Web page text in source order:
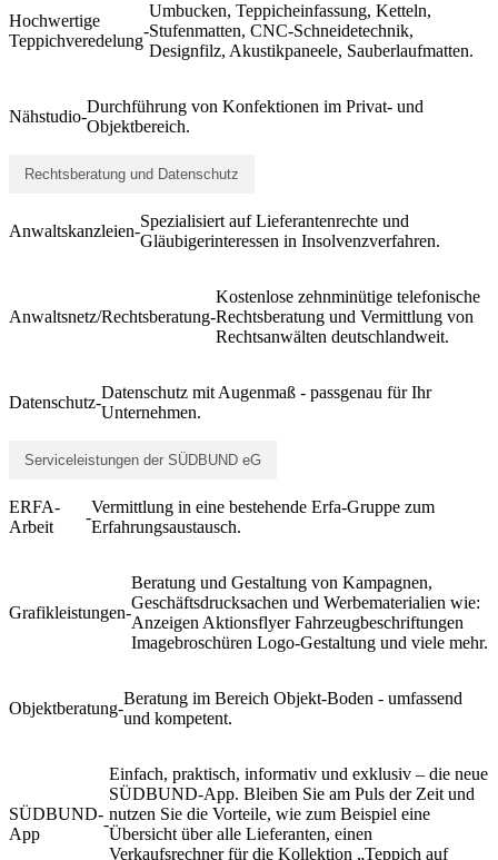
Hochwertige
Teppichveredelung
-
Umbucken, Teppicheinfassung, Ketteln,
Stufenmatten, CNC-Schneidetechnik,
Designfilz, Akustikpaneele, Sauberlaufmatten.
Nähstudio-
Durchführung von Konfektionen im Privat- und
Objektbereich.
Rechtsberatung und Datenschutz
Anwaltskanzleien-
Spezialisiert auf Lieferantenrechte und
Gläubigerinteressen in Insolvenzverfahren.
Anwaltsnetz/Rechtsberatung-
Kostenlose zehnminütige telefonische
Rechtsberatung und Vermittlung von
Rechtsanwälten deutschlandweit.
Datenschutz-
Datenschutz mit Augenmaß - passgenau für Ihr
Unternehmen.
Serviceleistungen der SÜDBUND eG
ERFA-
Arbeit
-
Vermittlung in eine bestehende Erfa-Gruppe zum
Erfahrungsaustausch.
Grafikleistungen-
Beratung und Gestaltung von Kampagnen,
Geschäftsdrucksachen und Werbematerialien wie:
Anzeigen Aktionsflyer Fahrzeugbeschriftungen
Imagebroschüren Logo-Gestaltung und viele mehr.
Objektberatung-
Beratung im Bereich Objekt-Boden - umfassend
und kompetent.
SÜDBUND-
App
-
Einfach, praktisch, informativ und exklusiv – die neue
SÜDBUND-App. Bleiben Sie am Puls der Zeit und
nutzen Sie die Vorteile, wie zum Beispiel eine
Übersicht über alle Lieferanten, einen
Verkaufsrechner für die Kollektion „Teppich auf